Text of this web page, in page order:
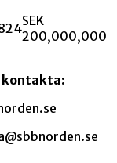
SEK
200,000,000
kontakta: